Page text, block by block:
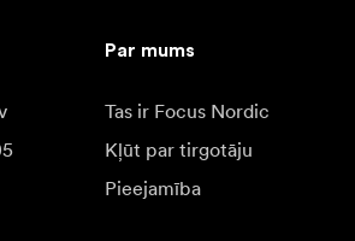
Par mums
Tas ir Focus Nordic
Kļūt par tirgotāju
Pieejamība